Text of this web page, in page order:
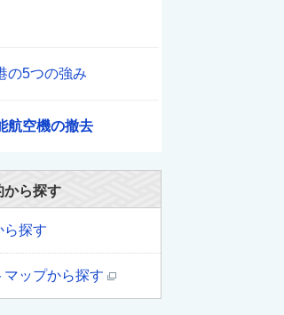
の5つの強み
航空機の撤去
から探す
ら探す
マップから探す